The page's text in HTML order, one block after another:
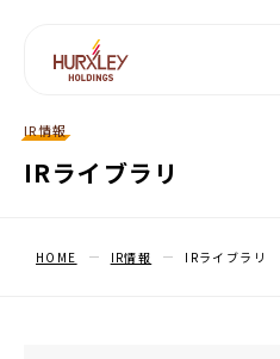
企業情報
IR情報
IRライブラリ
HOME IR情報 IRライブラリ